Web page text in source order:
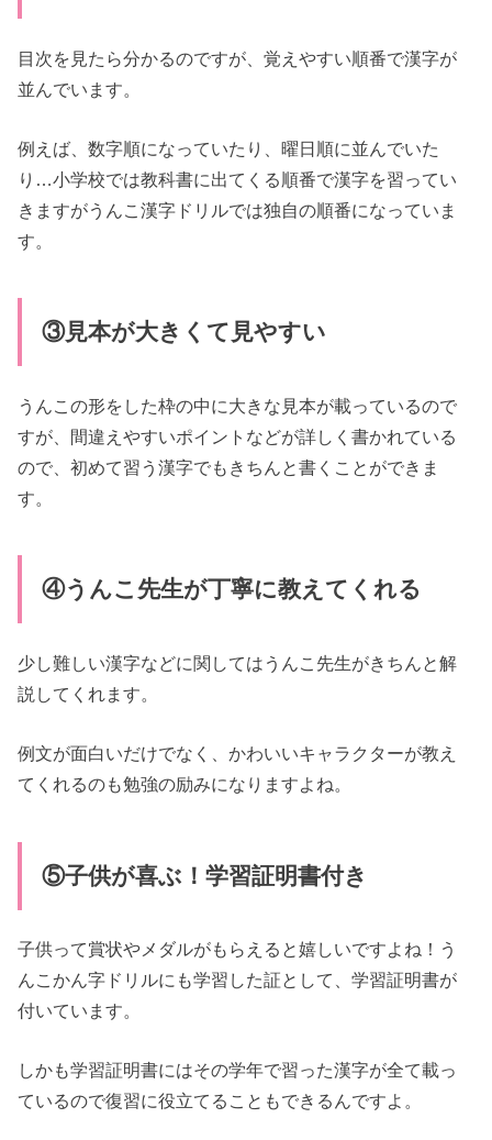
目次を見たら分かるのですが、覚えやすい順番で漢字が
並んでいます。
例えば、数字順になっていたり、曜日順に並んでいた
り…小学校では教科書に出てくる順番で漢字を習ってい
きますがうんこ漢字ドリルでは独自の順番になっていま
す。
③見本が大きくて見やすい
うんこの形をした枠の中に大きな見本が載っているので
すが、間違えやすいポイントなどが詳しく書かれている
ので、初めて習う漢字でもきちんと書くことができま
す。
④うんこ先生が丁寧に教えてくれる
少し難しい漢字などに関してはうんこ先生がきちんと解
説してくれます。
例文が面白いだけでなく、かわいいキャラクターが教え
てくれるのも勉強の励みになりますよね。
⑤子供が喜ぶ！学習証明書付き
子供って賞状やメダルがもらえると嬉しいですよね！う
んこかん字ドリルにも学習した証として、学習証明書が
付いています。
しかも学習証明書にはその学年で習った漢字が全て載っ
ているので復習に役立てることもできるんですよ。